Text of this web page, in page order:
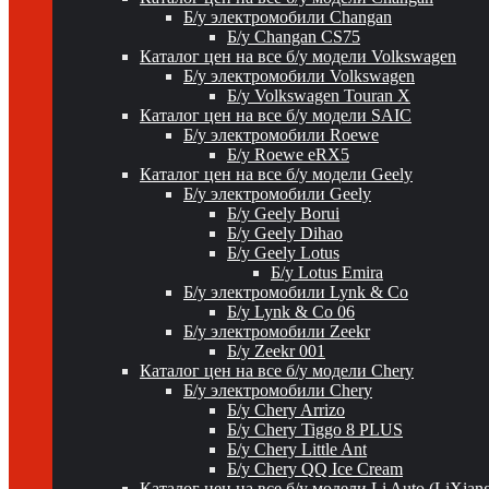
Б/у электромобили Changan
Б/у Changan CS75
Каталог цен на все б/у модели Volkswagen
Б/у электромобили Volkswagen
Б/у Volkswagen Touran X
Каталог цен на все б/у модели SAIC
Б/у электромобили Roewe
Б/у Roewe eRX5
Каталог цен на все б/у модели Geely
Б/у электромобили Geely
Б/у Geely Borui
Б/у Geely Dihao
Б/у Geely Lotus
Б/у Lotus Emira
Б/у электромобили Lynk & Co
Б/у Lynk & Co 06
Б/у электромобили Zeekr
Б/у Zeekr 001
Каталог цен на все б/у модели Chery
Б/у электромобили Chery
Б/у Chery Arrizo
Б/у Chery Tiggo 8 PLUS
Б/у Chery Little Ant
Б/у Chery QQ Ice Cream